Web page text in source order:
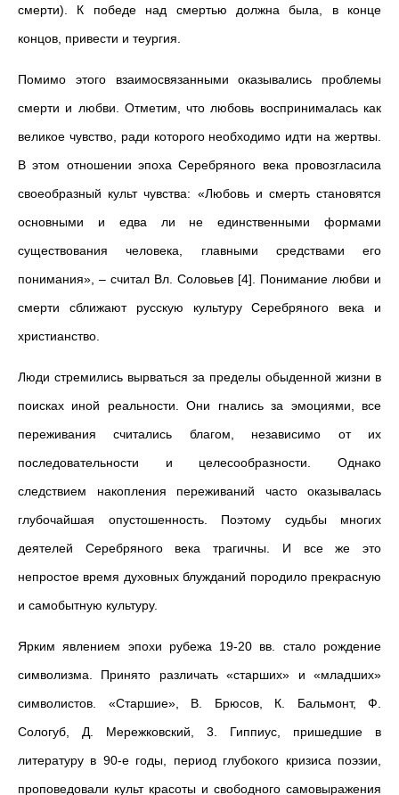
смерти). К победе над смертью должна была, в конце
концов, привести и теургия.
Помимо этого взаимосвязанными оказывались проблемы
смерти и любви. Отметим, что любовь воспринималась как
великое чувство, ради которого необходимо идти на жертвы.
В этом отношении эпоха Серебряного века провозгласила
своеобразный культ чувства: «Любовь и смерть становятся
основными и едва ли не единственными формами
существования человека, главными средствами его
понимания», – считал Вл. Соловьев [4]. Понимание любви и
смерти сближают русскую культуру Серебряного века и
христианство.
Люди стремились вырваться за пределы обыденной жизни в
поисках иной реальности. Они гнались за эмоциями, все
переживания считались благом, независимо от их
последовательности и целесообразности. Однако
следствием накопления переживаний часто оказывалась
глубочайшая опустошенность. Поэтому судьбы многих
деятелей Серебряного века трагичны. И все же это
непростое время духовных блужданий породило прекрасную
и самобытную культуру.
Ярким явлением эпохи рубежа 19-20 вв. стало рождение
символизма. Принято различать «старших» и «младших»
символистов. «Старшие», В. Брюсов, К. Бальмонт, Ф.
Сологуб, Д. Мережковский, 3. Гиппиус, пришедшие в
литературу в 90-е годы, период глубокого кризиса поэзии,
проповедовали культ красоты и свободного самовыражения